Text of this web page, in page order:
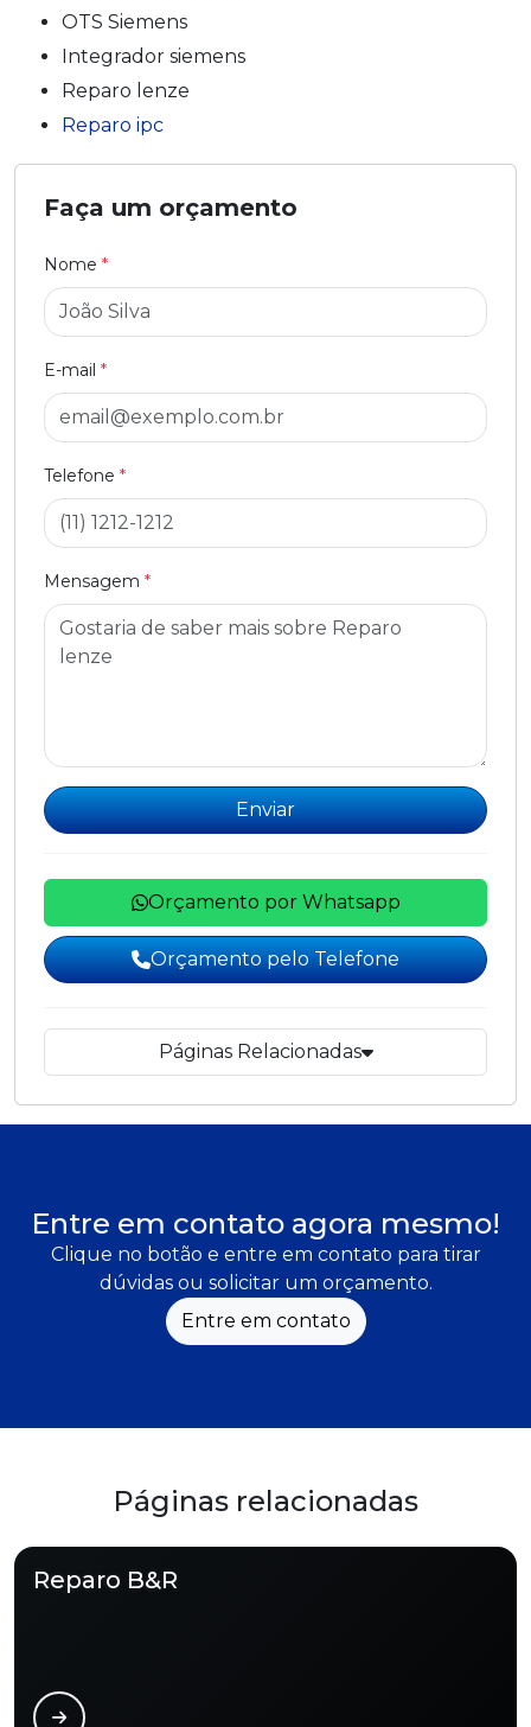
OTS Siemens
Integrador siemens
reparo lenze
reparo ipc
Faça um orçamento
Nome *
E-mail *
Telefone *
Mensagem *
Enviar
Orçamento por Whatsapp
Orçamento pelo Telefone
Páginas Relacionadas
Entre em contato agora mesmo!
Clique no botão e entre em contato para tirar
dúvidas ou solicitar um orçamento.
Entre em contato
Páginas relacionadas
Reparo B&R